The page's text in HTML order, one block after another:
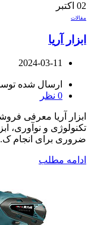
02 اکتبر
مقالات
ابزار آریا
2024-03-11
ارسال شده
0 نظر
ابزار آریا معرفی
تکنولوژی و نوآوری،
ضروری برای انجام
ادامه مطلب